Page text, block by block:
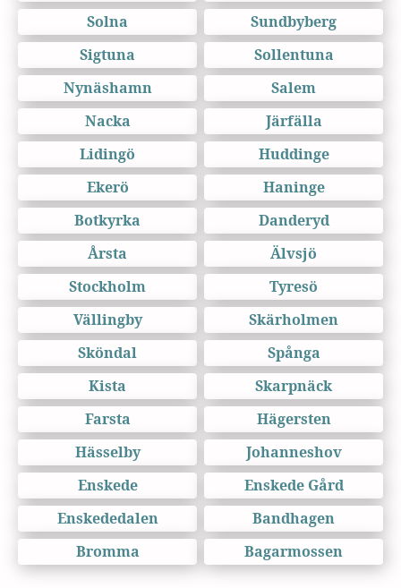
Solna
Sundbyberg
Sigtuna
Sollentuna
Nynäshamn
Salem
Nacka
Järfälla
Lidingö
Huddinge
Ekerö
Haninge
Botkyrka
Danderyd
Årsta
Älvsjö
Stockholm
Tyresö
Vällingby
Skärholmen
Sköndal
Spånga
Kista
Skarpnäck
Farsta
Hägersten
Hässelby
Johanneshov
Enskede
Enskede Gård
Enskededalen
Bandhagen
Bromma
Bagarmossen